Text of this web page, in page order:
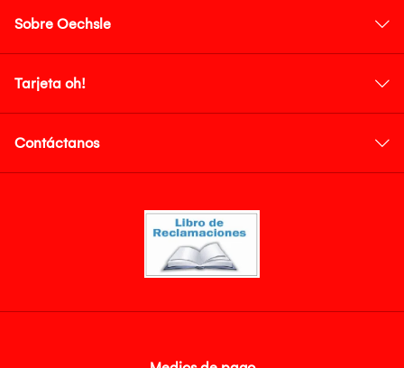
Sobre Oechsle
Tarjeta oh!
Contáctanos